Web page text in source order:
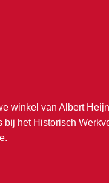
winkel van Albert
het Historisch